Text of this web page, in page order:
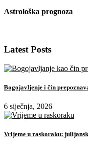
Astrološka prognoza
Latest Posts
Bogojavljenje i čin
6 siječnja, 2026
Vrijeme u raskoraku: